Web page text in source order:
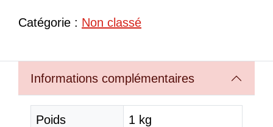
Catégorie : Non classé
Informations complémentaires
Poids 1 kg